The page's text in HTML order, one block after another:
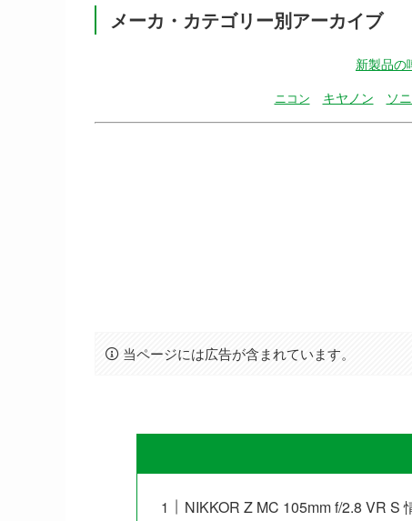
メーカ・カテゴリー別アーカイブ
新製品の
ニコン キヤノン ソ
当ページには広告が含まれています。
NIKKOR Z MC 105mm f/2.8 VR S